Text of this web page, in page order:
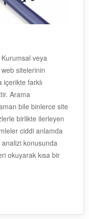
Kurumsal veya
sitelerinin
farklı
Arama
bile binlerce site
birlikte ilerleyen
ciddi anlamda
analizi konusunda
okuyarak kısa bir